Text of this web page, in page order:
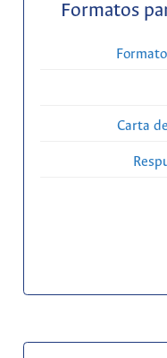
Formatos
Carta